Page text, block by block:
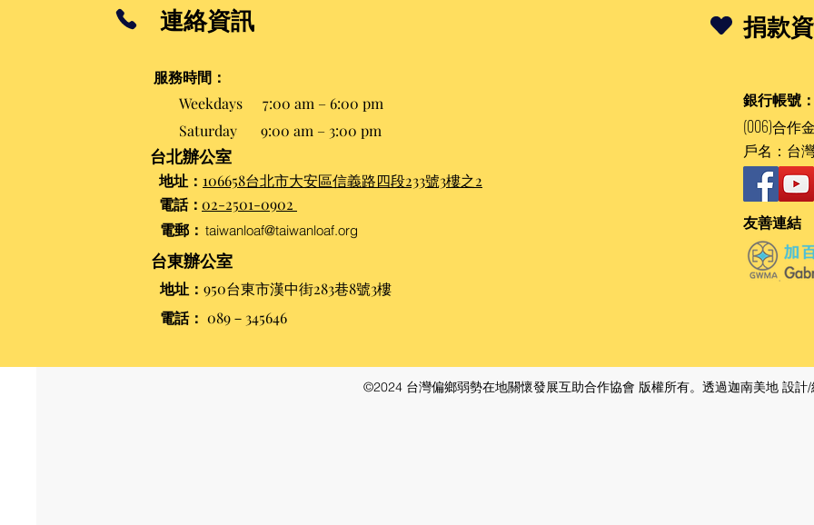
撰寫留言......
連絡資訊
服務時間 ：
Weekdays
7:00 am – 6:00 pm
Saturday
9:00 am – 3:00 pm​
台北辦公室
地址： 106658台北市大安區信義路四段233號3樓之2
電話：02-2501-0902
電郵： taiwanloaf@taiwanloaf.org
台東辦公室
地址： 950台東市漢中街283巷8號3樓
電話： 089－345646
捐款
銀行帳號
(006)合作
戶名：台
友善連結
©2024 ​台灣偏鄉弱勢在地關懷發展互助合作協會 版權所有。透過​迦南美地 設計/